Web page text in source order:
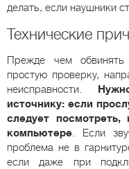
делать, если наушники
Технические
Прежде чем обвинять
простую проверку,
неисправности.
источнику: если
следует
компьютере. Если
проблема не в
если даже при